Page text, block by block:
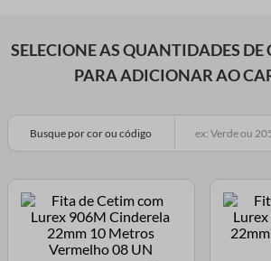
SELECIONE AS QUANTIDADES
PARA ADICIONAR AO
Busque por cor ou código